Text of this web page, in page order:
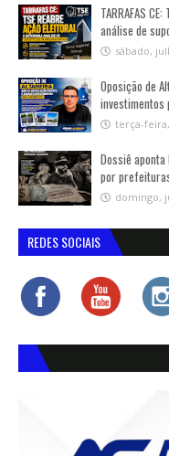
TARRAFAS
análise de
sábado,
Oposição de
investimentos
terça-
Dossiê
por
domingo,
REDES SOCIAIS